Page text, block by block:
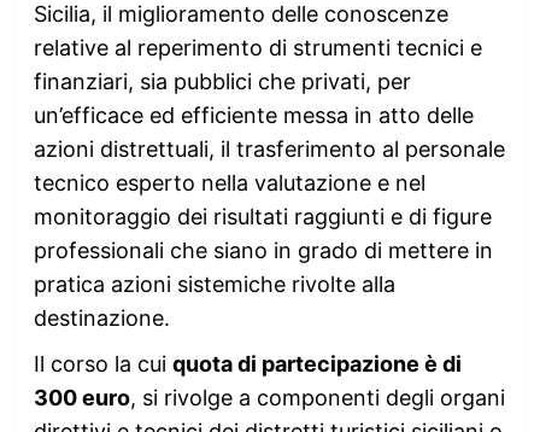
Sicilia, il miglioramento delle conoscenze
relative al reperimento di strumenti tecnici e
finanziari, sia pubblici che privati, per
un’efficace ed efficiente messa in atto delle
azioni distrettuali, il trasferimento al personale
tecnico esperto nella valutazione e nel
monitoraggio dei risultati raggiunti e di figure
professionali che siano in grado di mettere in
pratica azioni sistemiche rivolte alla
destinazione.
Il corso la cui quota di partecipazione è di
300 euro, si rivolge a componenti degli organi